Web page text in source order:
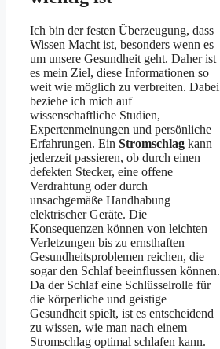
Ich bin der festen Überzeugung, dass
Wissen Macht ist, besonders wenn es
um unsere Gesundheit geht. Daher ist
es mein Ziel, diese Informationen so
weit wie möglich zu verbreiten. Dabei
beziehe ich mich auf
wissenschaftliche Studien,
Expertenmeinungen und persönliche
Erfahrungen. Ein Stromschlag kann
jederzeit passieren, ob durch einen
defekten Stecker, eine offene
Verdrahtung oder durch
unsachgemäße Handhabung
elektrischer Geräte. Die
Konsequenzen können von leichten
Verletzungen bis zu ernsthaften
Gesundheitsproblemen reichen, die
sogar den Schlaf beeinflussen können.
Da der Schlaf eine Schlüsselrolle für
die körperliche und geistige
Gesundheit spielt, ist es entscheidend
zu wissen, wie man nach einem
Stromschlag optimal schlafen kann.